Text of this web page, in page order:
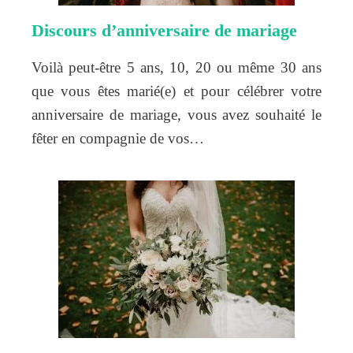
Discours d’anniversaire de mariage
Voilà peut-être 5 ans, 10, 20 ou même 30 ans
que vous êtes marié(e) et pour célébrer votre
anniversaire de mariage, vous avez souhaité le
fêter en compagnie de vos…